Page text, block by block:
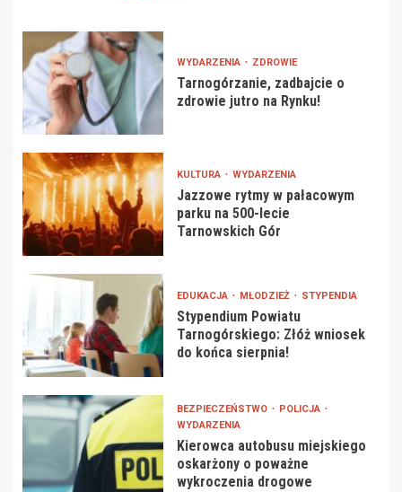
WYDARZENIA ZDROWIE
Tarnogórzanie, zadbajcie o
zdrowie jutro na Rynku!
KULTURA WYDARZENIA
Jazzowe rytmy w pałacowym
parku na 500-lecie
Tarnowskich Gór
EDUKACJA MŁODZIEŻ STYPENDIA
Stypendium Powiatu
Tarnogórskiego: Złóż wniosek
do końca sierpnia!
BEZPIECZEŃSTWO
POLICJA
WYDARZENIA
Kierowca autobusu miejskiego
oskarżony o poważne
wykroczenia drogowe